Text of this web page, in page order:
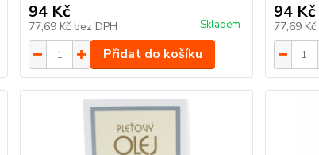
94 Kč
77,69 Kč bez DPH Skladem
Přidat do košíku
94 Kč
77,69 Kč